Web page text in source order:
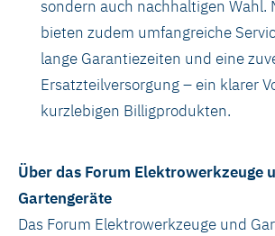
sondern auch nachhaltigen Wahl.
bieten zudem umfangreiche
lange Garantiezeiten und eine
Ersatzteilversorgung – ein klarer
kurzlebigen Billigprodukten.
Über das Forum Elektrowerkzeuge
Gartengeräte
Das Forum Elektrowerkzeuge und